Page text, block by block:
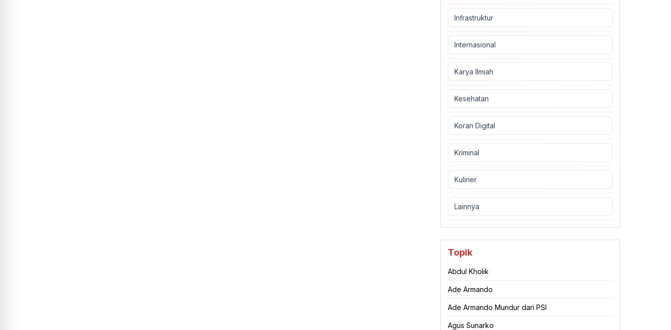
Infrastruktur
Internasional
Karya Ilmiah
Kesehatan
Koran Digital
Kriminal
Kuliner
Lainnya
Topik
Abdul Kholik
Ade Armando
Ade Armando Mundur dari PSI
Agus Sunarko